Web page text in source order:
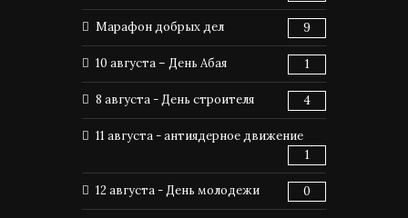
Марафон добрых дел 9
10 августа – День Абая 1
8 августа - День строителя 4
11 августа - антиядерное движение
1
12 августа - День молодежи 0